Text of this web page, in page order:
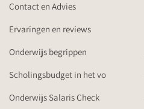
Contact en Advies
Ervaringen en reviews
Onderwijs begrippen
Scholingsbudget in het vo
Onderwijs Salaris Check